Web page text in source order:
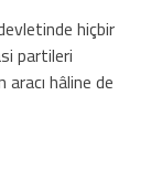
hiçbir
partileri
hâline de